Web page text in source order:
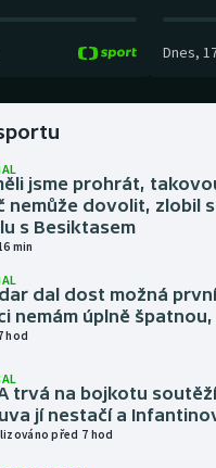
Dnes,
jsme prohrát,
nemůže dovolit, zlobil
s Besiktasem
min
dal dost možná
nemám úplně
hod
trvá na bojkotu soutěží
jí nestačí a
před 7 hod